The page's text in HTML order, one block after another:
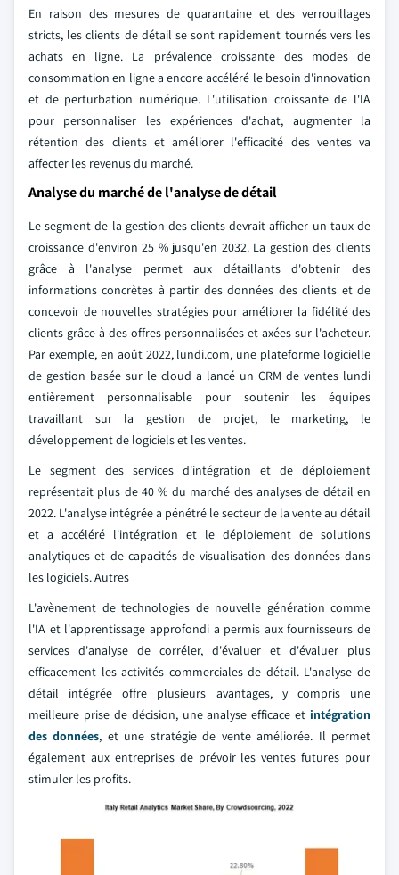
En raison des mesures de quarantaine et des verrouillages
stricts, les clients de détail se sont rapidement tournés vers les
achats en ligne. La prévalence croissante des modes de
consommation en ligne a encore accéléré le besoin d'innovation
et de perturbation numérique. L'utilisation croissante de l'IA
pour personnaliser les expériences d'achat, augmenter la
rétention des clients et améliorer l'efficacité des ventes va
affecter les revenus du marché.
Analyse du marché de l'analyse de détail
Le segment de la gestion des clients devrait afficher un taux de
croissance d'environ 25 % jusqu'en 2032. La gestion des clients
grâce à l'analyse permet aux détaillants d'obtenir des
informations concrètes à partir des données des clients et de
concevoir de nouvelles stratégies pour améliorer la fidélité des
clients grâce à des offres personnalisées et axées sur l'acheteur.
Par exemple, en août 2022, lundi.com, une plateforme logicielle
de gestion basée sur le cloud a lancé un CRM de ventes lundi
entièrement personnalisable pour soutenir les équipes
travaillant sur la gestion de projet, le marketing, le
développement de logiciels et les ventes.
Le segment des services d'intégration et de déploiement
représentait plus de 40 % du marché des analyses de détail en
2022. L'analyse intégrée a pénétré le secteur de la vente au détail
et a accéléré l'intégration et le déploiement de solutions
analytiques et de capacités de visualisation des données dans
les logiciels. Autres
L'avènement de technologies de nouvelle génération comme
l'IA et l'apprentissage approfondi a permis aux fournisseurs de
services d'analyse de corréler, d'évaluer et d'évaluer plus
efficacement les activités commerciales de détail. L'analyse de
détail intégrée offre plusieurs avantages, y compris une
meilleure prise de décision, une analyse efficace et intégration
des données, et une stratégie de vente améliorée. Il permet
également aux entreprises de prévoir les ventes futures pour
stimuler les profits.